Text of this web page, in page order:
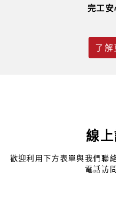
完工
了解
線
歡迎利用下方表單與我們聯
電話訪